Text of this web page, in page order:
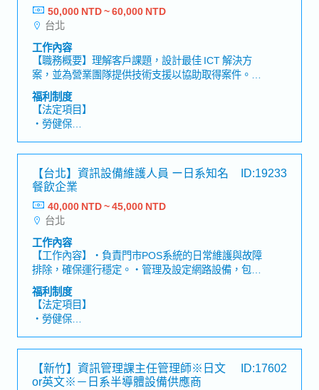
【公司福利】
・ 一年三次獎金
・各項勤務津貼
・優於勞基法的加班計算倍率
・定期健康檢查
・優於勞基法的特別休假制度、全薪病假
・國內外培訓制度、學習補助、日語課程
・提案獎金、久任獎金、久任假等
50,000 NTD ~ 60,000 NTD
台北
工作內容
【職務概要】理解客戶課題，設計最佳 ICT 解決方
案，並為營業團隊提供技術支援以協助取得案件。
【工作內容】・透過客戶訪談進行需求定義・設計網
路、資安、伺服器、雲端等解決方案・製作提案書與
架構圖・進行提案與產品 Demo・提供營業團隊技術
支援
福利制度
【法定項目】
・勞健保
・各種休假（特別休假、婚假、喪假、生理假、產檢
假、陪產假、產假、育嬰假）
・退休金
【公司福利】
・年終獎金
・三節獎金
・人事考核
・暑假兩天 (年資滿一年)
・年度員工旅遊 (視年度業績而定)
・年度員工健康檢查
【台北】資訊設備維護人員 ー日系知名
餐飲企業
ID:19233
40,000 NTD ~ 45,000 NTD
台北
工作內容
【工作內容】・負責門市POS系統的日常維護與故障
排除，確保運行穩定。・管理及設定網路設備，包括
IP、路由器、交換器等，進行基本網路問題診斷。・
提出並執行設備汰換計畫，進行硬體檢測及性能提升
措施。・安裝和維護CCTV監控系統，確保安全監控
系統正常運作。・協助完成主管交辦的其他相關任務
或專案。
福利制度
【法定項目】
・勞健保
・各種休假(特別休假、婚假、喪假、生理假、產檢
假、陪產假、產假、育嬰假)
・退休金
【新竹】資訊管理課主任管理師※日文
or英文※－日系半導體設備供應商
ID:17602